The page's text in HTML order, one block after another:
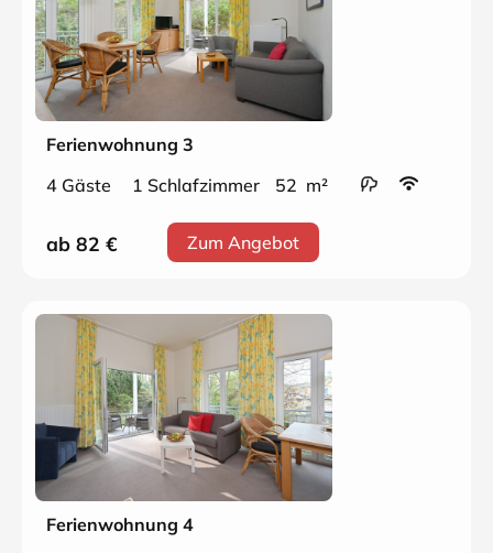
Ferienwohnung 3
4 Gäste
1 Schlafzimmer 52 m²
ab 82 € Zum Angebot
Ferienwohnung 4